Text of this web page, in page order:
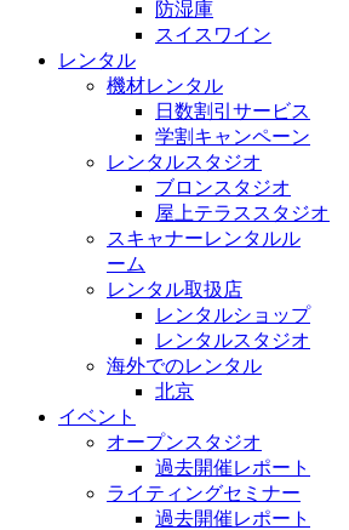
防湿庫
スイスワイン
レンタル
機材レンタル
日数割引サービス
学割キャンペーン
レンタルスタジオ
ブロンスタジオ
屋上テラススタジオ
スキャナーレンタルル
ーム
レンタル取扱店
レンタルショップ
レンタルスタジオ
海外でのレンタル
北京
イベント
オープンスタジオ
過去開催レポート
ライティングセミナー
過去開催レポート